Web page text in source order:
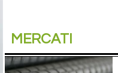
MERCATI